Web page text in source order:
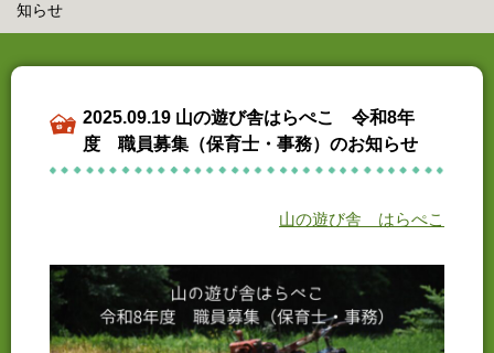
知らせ
2025.09.19 山の遊び舎はらぺこ 令和8年
度 職員募集（保育士・事務）のお知らせ
山の遊び舎 はらぺこ